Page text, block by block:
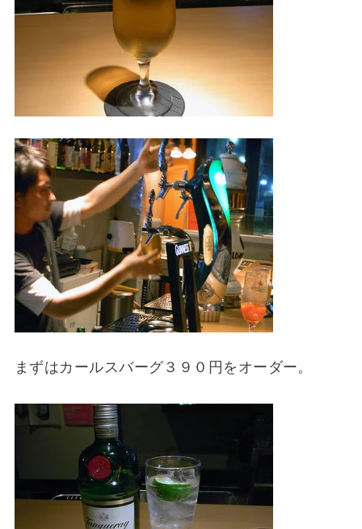
まずはカールスバーグ３９０円をオーダー。